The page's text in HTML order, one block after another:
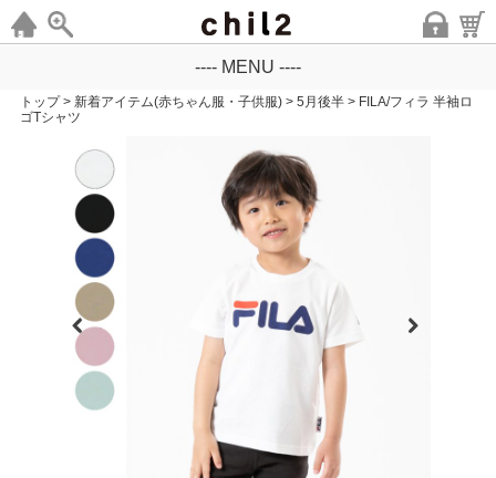
---- MENU ----
トップ > 新着アイテム(赤ちゃん服・子供服) > 5月後半 > FILA/フィラ 半袖ロ
ゴTシャツ